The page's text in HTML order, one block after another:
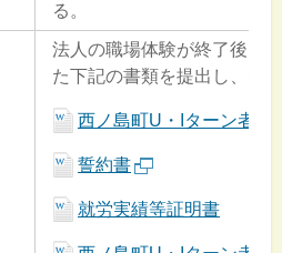
る。
法人の職場体験が終了後、
た下記の書類を提出し、申
西ノ島町U・Iターン者就
誓約書
就労実績等証明書